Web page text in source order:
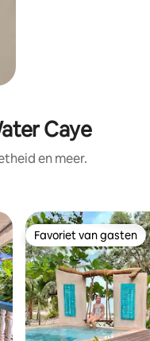
Caye
en meer.
Favoriet van gasten
Favoriet van gasten